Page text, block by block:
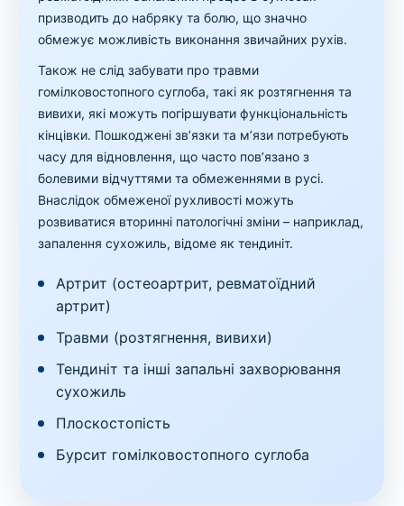
призводить до набряку та болю, що значно
обмежує можливість виконання звичайних рухів.
Також не слід забувати про травми
гомілковостопного суглоба, такі як розтягнення та
вивихи, які можуть погіршувати функціональність
кінцівки. Пошкоджені зв’язки та м’язи потребують
часу для відновлення, що часто пов’язано з
болевими відчуттями та обмеженнями в русі.
Внаслідок обмеженої рухливості можуть
розвиватися вторинні патологічні зміни – наприклад,
запалення сухожиль, відоме як тендиніт.
Артрит (остеоартрит, ревматоїдний
артрит)
Травми (розтягнення, вивихи)
Тендиніт та інші запальні захворювання
сухожиль
Плоскостопість
Бурсит гомілковостопного суглоба